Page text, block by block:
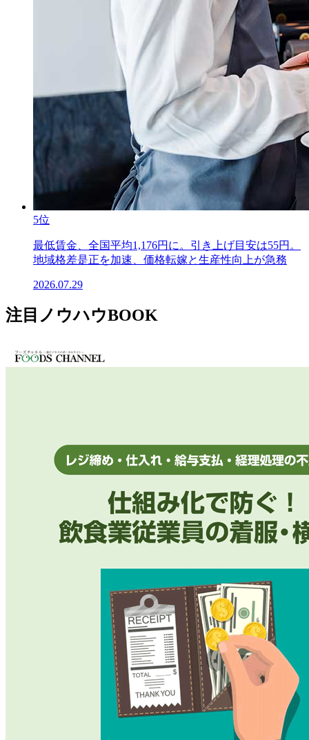
5位
最低賃金、全国平均1,176円に。引き上げ目安は55円。
地域格差是正を加速、価格転嫁と生産性向上が急務
2026.07.29
注目ノウハウBOOK